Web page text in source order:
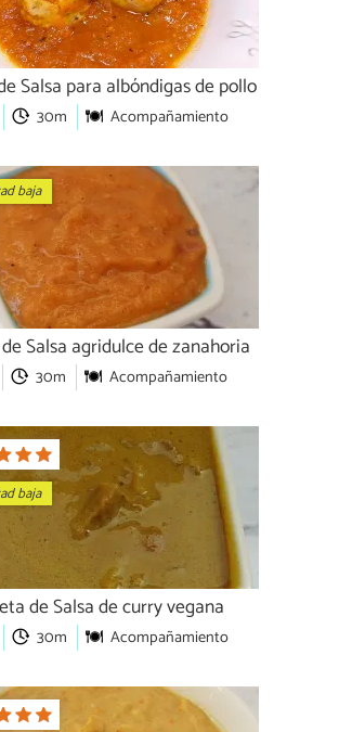
Salsa para albóndigas de pollo
30m Acompañamiento
baja
Salsa agridulce de zanahoria
30m Acompañamiento
baja
de Salsa de curry vegana
30m Acompañamiento